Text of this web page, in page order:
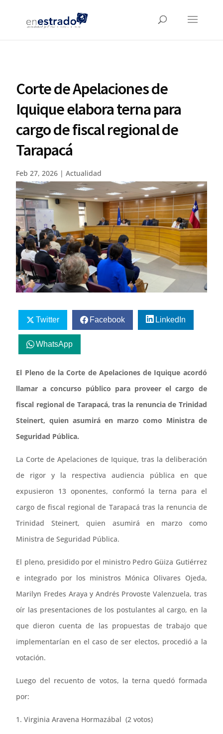
Corte de Apelaciones de
Iquique elabora terna para
cargo de fiscal regional de
Tarapacá
Feb 27, 2026 |Actualidad
Twitter Facebook LinkedIn
WhatsApp
El Pleno de la Corte de Apelaciones de Iquique acordó
llamar a concurso público para proveer el cargo de
fiscal regional de Tarapacá, tras la renuncia de Trinidad
Steinert, quien asumirá en marzo como Ministra de
Seguridad Pública.
La Corte de Apelaciones de Iquique, tras la deliberación
de rigor y la respectiva audiencia pública en que
expusieron 13 oponentes, conformó la terna para el
cargo de fiscal regional de Tarapacá tras la renuncia de
Trinidad Steinert, quien asumirá en marzo como
Ministra de Seguridad Pública.
El pleno, presidido por el ministro Pedro Güiza Gutiérrez
e integrado por los ministros Mónica Olivares Ojeda,
Marilyn Fredes Araya y Andrés Provoste Valenzuela, tras
oír las presentaciones de los postulantes al cargo, en la
que dieron cuenta de las propuestas de trabajo que
implementarían en el caso de ser electos, procedió a la
votación.
Luego del recuento de votos, la terna quedó formada
por:
1. Virginia Aravena Hormazábal (2 votos)